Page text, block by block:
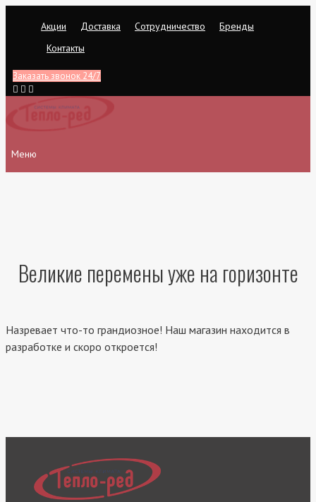
содержимому
Акции Доставка Сотрудничество
Бренды
Контакты
Заказать звонок 24/7
Меню
Великие перемены уже на горизонте
Назревает что-то грандиозное! Наш магазин находится в
разработке и скоро откроется!